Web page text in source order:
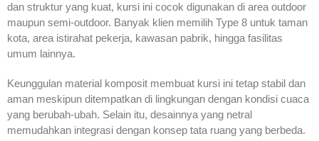
dan struktur yang kuat, kursi ini cocok digunakan di area outdoor
maupun semi-outdoor. Banyak klien memilih Type 8 untuk taman
kota, area istirahat pekerja, kawasan pabrik, hingga fasilitas
umum lainnya.
Keunggulan material komposit membuat kursi ini tetap stabil dan
aman meskipun ditempatkan di lingkungan dengan kondisi cuaca
yang berubah-ubah. Selain itu, desainnya yang netral
memudahkan integrasi dengan konsep tata ruang yang berbeda.